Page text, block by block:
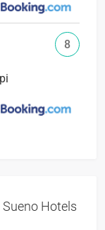
8
Hotels